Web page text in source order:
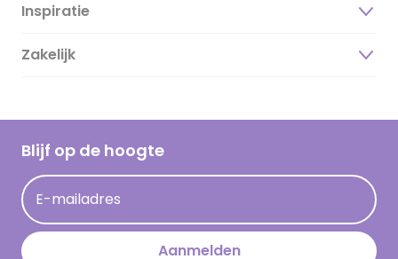
Over ons
Duurzaamheid
Hallmark Kaartclub
Acties
Persberichten
Hallmark en Kinderpostzegels
Inspiratie
Magazine
Cadeau inspiratie
Kaartinspiratie
Zakelijk
Blijf op de hoogte
E-mailadres
Aanmelden